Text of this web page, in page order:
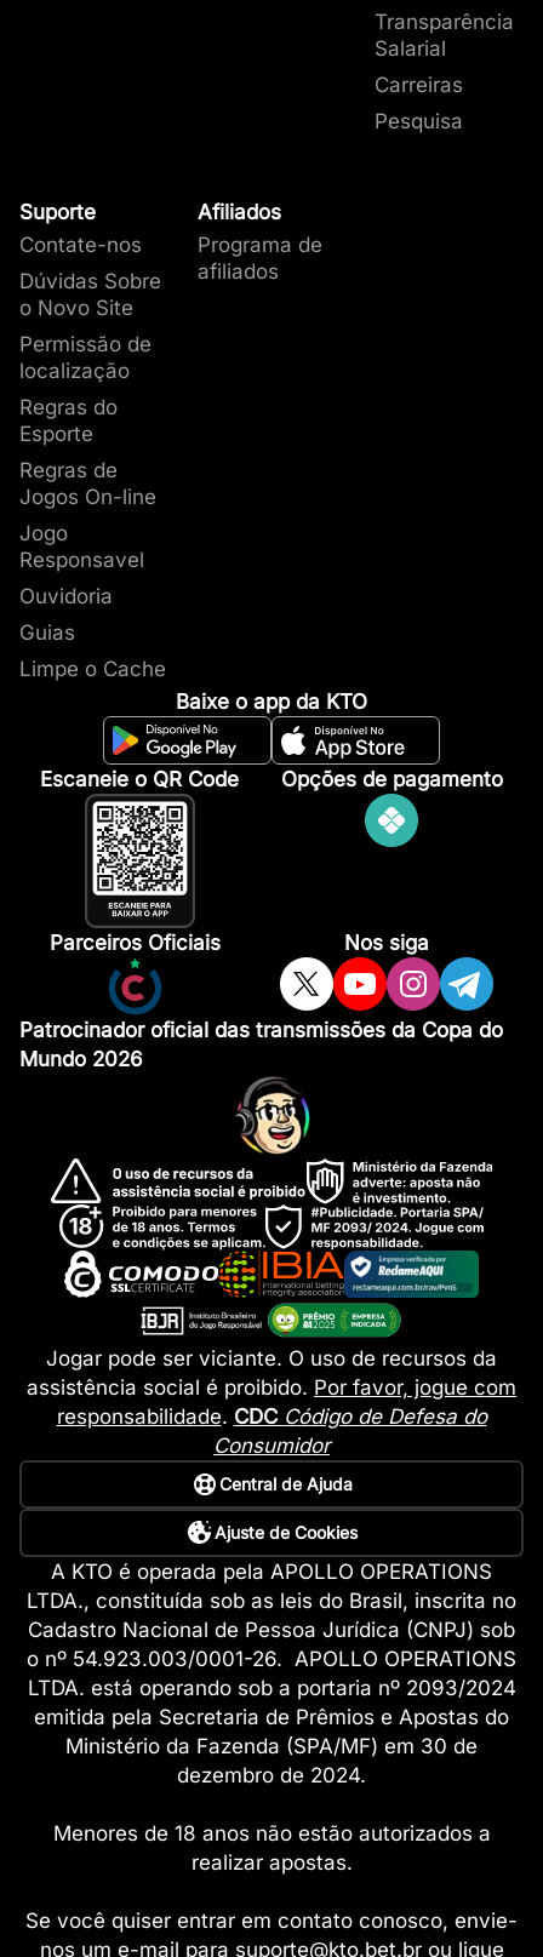
Transparência
Salarial
Carreiras
Pesquisa
Suporte
Contate-nos
Dúvidas Sobre
o Novo Site
Permissão de
localização
Regras do
Esporte
Regras de
Jogos On-line
Jogo
Responsavel
Ouvidoria
Guias
Limpe o Cache
Afiliados
Programa de
afiliados
Baixe o app da KTO
Escaneie o QR Code Opções de pagamento
Parceiros Oficiais Nos siga
Patrocinador oficial das transmissões da Copa do
Mundo 2026
Jogar pode ser viciante. O uso de recursos da
assistência social é proibido. Por favor, jogue com
responsabilidade. CDC Código de Defesa do
Consumidor
Central de Ajuda
Ajuste de Cookies
A KTO é operada pela APOLLO OPERATIONS
LTDA., constituída sob as leis do Brasil, inscrita no
Cadastro Nacional de Pessoa Jurídica (CNPJ) sob
o nº 54.923.003/0001-26. APOLLO OPERATIONS
LTDA. está operando sob a portaria nº 2093/2024
emitida pela Secretaria de Prêmios e Apostas do
Ministério da Fazenda (SPA/MF) em 30 de
dezembro de 2024.
Menores de 18 anos não estão autorizados a
realizar apostas.
Se você quiser entrar em contato conosco, envie-
nos um e-mail para suporte@kto.bet.brou ligue